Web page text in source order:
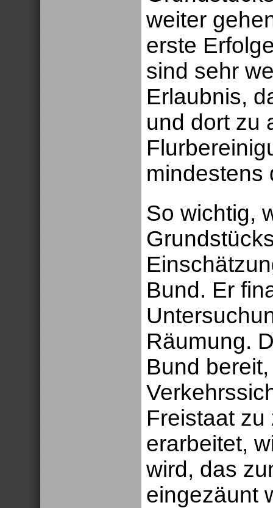
weiter
erste
sind sehr
Erlaubnis,
und dort zu
mindestens
So wichtig,
Bund. Er
Räumung.
Bund
Freistaat
erarbeitet,
wird, das
eingezäunt